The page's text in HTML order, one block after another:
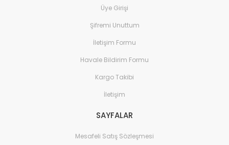
Üye Girişi
Şifremi Unuttum
İletişim Formu
Havale Bildirim Formu
Kargo Takibi
İletişim
SAYFALAR
Mesafeli Satış Sözleşmesi